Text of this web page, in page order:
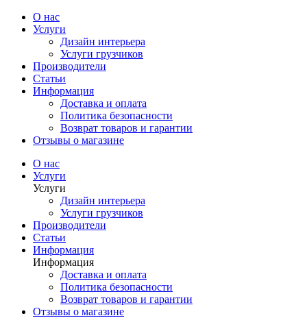
О нас
Услуги
Дизайн интерьера
Услуги грузчиков
Производители
Статьи
Информация
Доставка и оплата
Политика безопасности
Возврат товаров и гарантии
Отзывы о магазине
О нас
Услуги
Услуги
Дизайн интерьера
Услуги грузчиков
Производители
Статьи
Информация
Информация
Доставка и оплата
Политика безопасности
Возврат товаров и гарантии
Отзывы о магазине